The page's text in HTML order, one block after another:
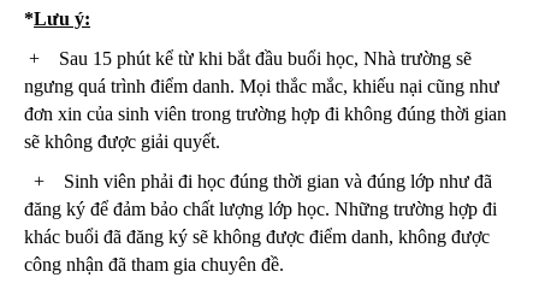
*Lưu ý:
+ Sau 15 phút kể từ khi bắt đầu buổi học, Nhà trường sẽ
ngưng quá trình điểm danh. Mọi thắc mắc, khiếu nại cũng như
đơn xin của sinh viên trong trường hợp đi không đúng thời gian
sẽ không được giải quyết.
+ Sinh viên phải đi học đúng thời gian và đúng lớp như đã
đăng ký để đảm bảo chất lượng lớp học. Những trường hợp đi
khác buổi đã đăng ký sẽ không được điểm danh, không được
công nhận đã tham gia chuyên đề.